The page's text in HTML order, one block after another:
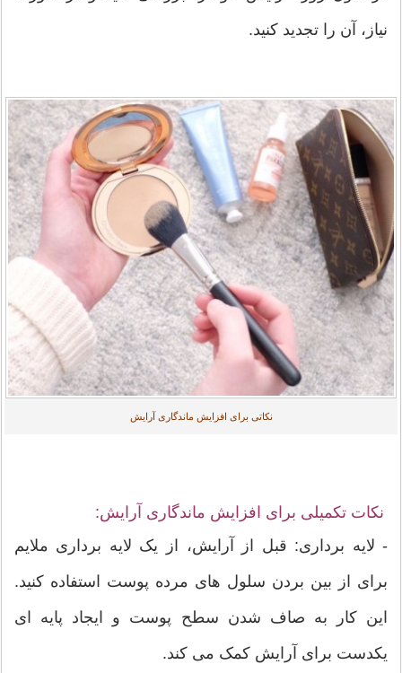
نیاز، آن را تجدید کنید.
نکاتی برای افزایش ماندگاری آرایش
نکات تکمیلی برای افزایش ماندگاری آرایش:
- لایه برداری: قبل از آرایش، از یک لایه برداری ملایم
برای از بین بردن سلول های مرده پوست استفاده کنید.
این کار به صاف شدن سطح پوست و ایجاد پایه ای
یکدست برای آرایش کمک می کند.